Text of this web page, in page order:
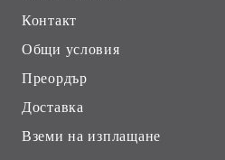
Контакт
Общи условия
Преордър
Доставка
Вземи на изплащане